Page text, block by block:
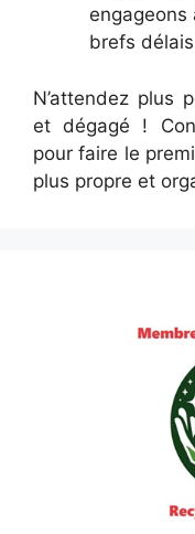
engageons
brefs
N’attendez plus
et dégagé !
pour faire le
plus propre et